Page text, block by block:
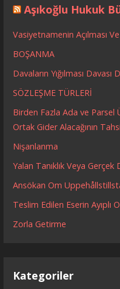
Aşıkoğlu Hukuk
Vasiyetnamenin Açılması
BOŞANMA
Davaların Yığılması Davası
SÖZLEŞME TÜRLERİ
Birden Fazla Ada ve Parsel
Ortak Gider Alacağının
Nişanlanma
Yalan Tanıklık Veya Gerçek
Ansökan Om
Teslim Edilen Eserin Ayıplı
Zorla Getirme
Kategoriler